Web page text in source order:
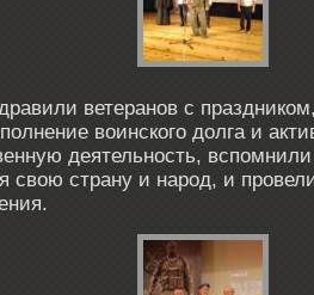
ветеранов с
воинского долга и
деятельность, вспомнили
свою страну и народ, и